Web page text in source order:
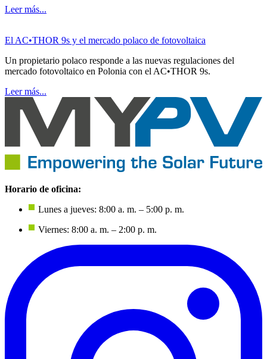
Leer más...
El AC•THOR 9s y el mercado polaco de fotovoltaica
Un propietario polaco responde a las nuevas regulaciones del
mercado fotovoltaico en Polonia con el AC•THOR 9s.
Leer más...
Horario de oficina:
Lunes a jueves: 8:00 a. m. – 5:00 p. m.
Viernes: 8:00 a. m. – 2:00 p. m.